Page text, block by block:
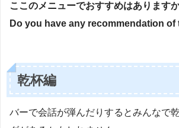
ここのメニューでおすすめはありますか
Do you have any recommendation of
乾杯編
バーで会話が弾んだりするとみんなで